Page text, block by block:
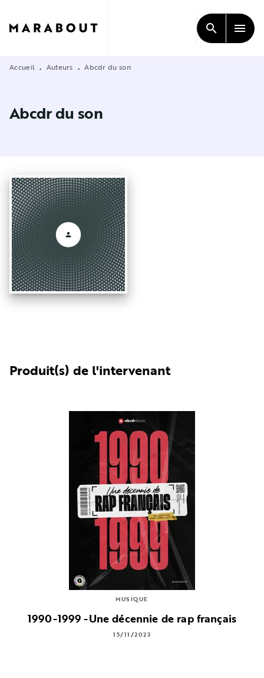
CONTENU
search menu
Accueil • Auteurs • Abcdr du son
Abcdr du son
Produit(s) de l'intervenant
MUSIQUE
1990-1999 -Une décennie de rap français
15/11/2023